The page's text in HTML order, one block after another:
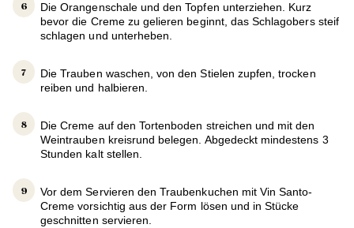
Die Orangenschale und den Topfen unterziehen. Kurz
bevor die Creme zu gelieren beginnt, das Schlagobers steif
schlagen und unterheben.
Die Trauben waschen, von den Stielen zupfen, trocken
reiben und halbieren.
Die Creme auf den Tortenboden streichen und mit den
Weintrauben kreisrund belegen. Abgedeckt mindestens 3
Stunden kalt stellen.
Vor dem Servieren den Traubenkuchen mit Vin Santo-
Creme vorsichtig aus der Form lösen und in Stücke
geschnitten servieren.